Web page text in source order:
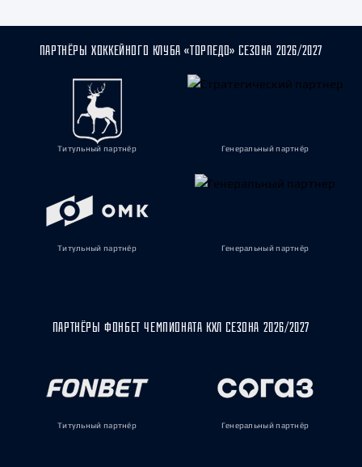
ПАРТНЁРЫ ХОККЕЙНОГО КЛУБА «ТОРПЕДО» СЕЗОНА 2026/2027
Титульный партнёр Генеральный партнёр
Титульный партнёр Генеральный партнёр
ПАРТНЁРЫ ФОНБЕТ ЧЕМПИОНАТА КХЛ СЕЗОНА 2026/2027
Титульный партнёр Генеральный партнёр